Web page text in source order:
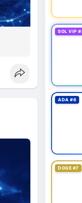
SOL VIP
ADA #6
DOGE #7